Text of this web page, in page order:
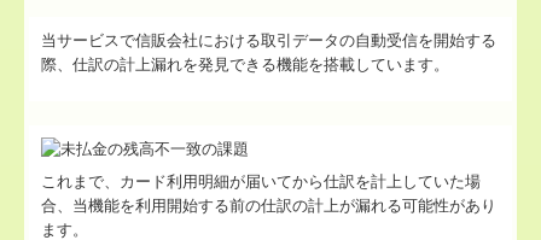
当サービスで信販会社における取引データの自動受信を開始する
際、仕訳の計上漏れを発見できる機能を搭載しています。
これまで、カード利用明細が届いてから仕訳を計上していた場
合、当機能を利用開始する前の仕訳の計上が漏れる可能性があり
ます。